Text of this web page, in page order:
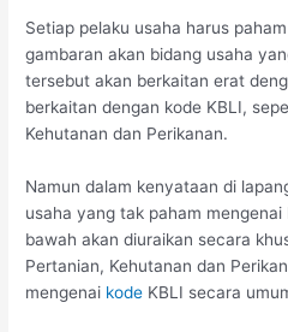
Setiap pelaku usaha harus
gambaran akan bidang usaha
tersebut akan berkaitan erat
berkaitan dengan kode KBLI,
Kehutanan dan Perikanan.
Namun dalam kenyataan di
usaha yang tak paham
bawah akan diuraikan secara
Pertanian, Kehutanan dan
mengenai kode KBLI secara